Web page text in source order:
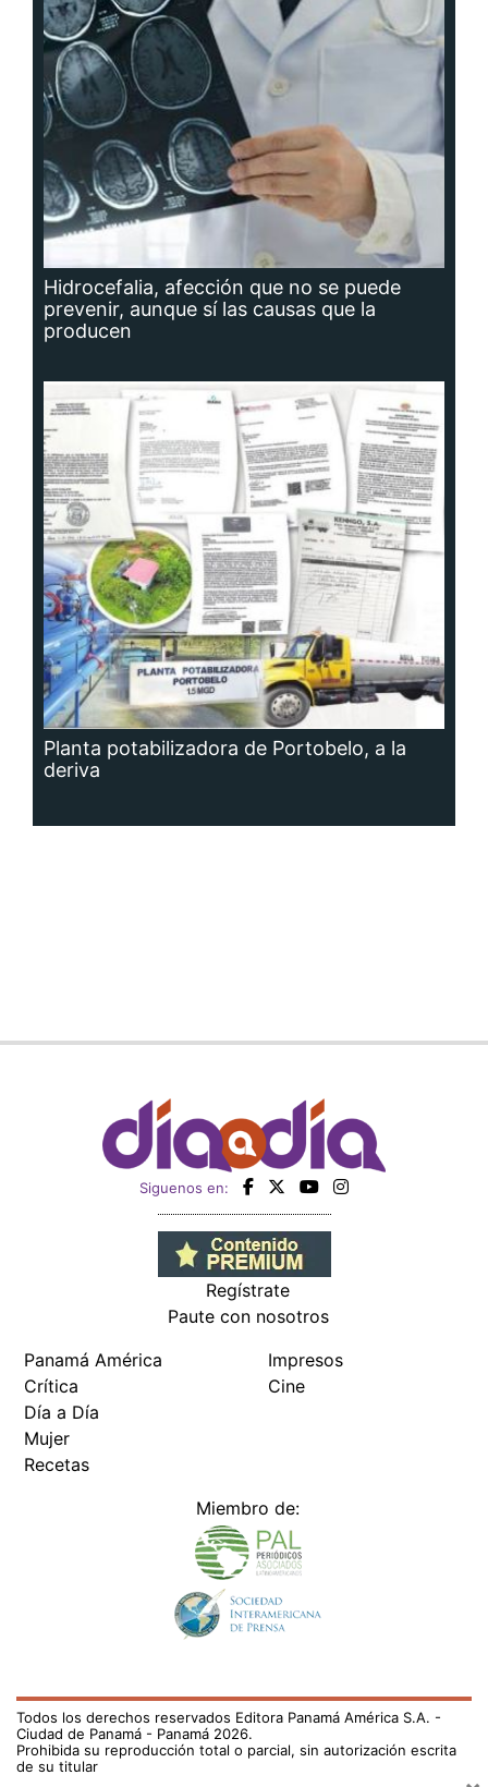
Hidrocefalia, afección que no se puede
prevenir, aunque sí las causas que la
producen
Planta potabilizadora de Portobelo, a la
deriva
Siguenos en:
Regístrate
Paute con nosotros
Panamá América
Crítica
Día a Día
Mujer
Recetas
Impresos
Cine
Miembro de:
Todos los derechos reservados Editora Panamá América S.A. -
Ciudad de Panamá - Panamá 2026.
Prohibida su reproducción total o parcial, sin autorización escrita
de su titular